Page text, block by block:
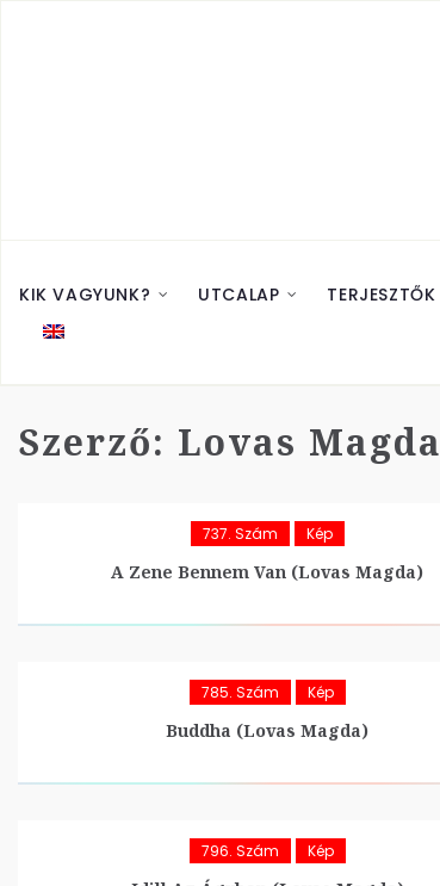
KIK VAGYUNK? UTCALAP TERJESZTŐK
Szerző: Lovas Magda
737. Szám Kép
A Zene Bennem Van (Lovas Magda)
785. Szám Kép
Buddha (Lovas Magda)
796. Szám Kép